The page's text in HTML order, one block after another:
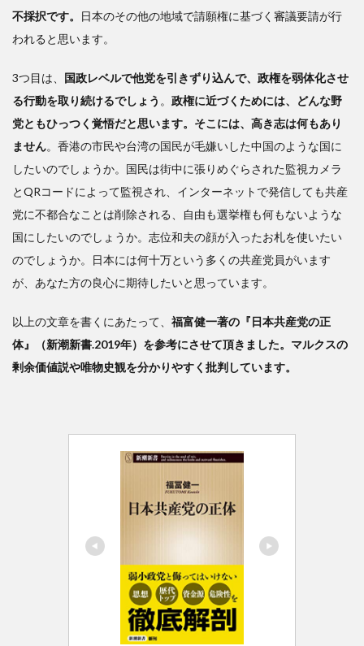
不採択です。
日本のその他の地域で請願権に基づく審議要請が行
われると思います。
3つ目は、 国政レベルで他党を引きずり込んで、政権を弱体化させ
る行動を取り続けるでしょう 。 政権に近づくためには、どんな野
党ともひっつく覚悟だと思います。そこには、高き志は何もあり
ません。香港の市民や台湾の国民が毛嫌いした中国のような国に
したいのでしょうか。国民は街中に張りめぐらされた監視カメラ
とQRコードによって監視され、インターネットで発信しても共産
党に不都合なことは削除される、自由も選挙権も何もないような
国にしたいのでしょうか。志位和夫の顔が入ったお札を使いたい
のでしょうか。日本には何十万という多くの共産党員がいます
が、あなた方の良心に期待したいと思っています。
以上の文章を書くにあたって、 福富健一著の『日本共産党の正
体』（新潮新書.2019年）を参考にさせて頂きました。マルクスの
剰余価値説や唯物史観を分かりやすく批判しています。